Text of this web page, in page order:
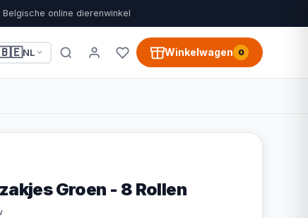
Belgische online dierenwinkel
NL Winkelwagen 0
Groen - 8 Rollen